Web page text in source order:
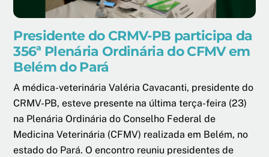
Presidente do CRMV-PB participa da
356ª Plenária Ordinária do CFMV em
Belém do Pará
A médica-veterinária Valéria Cavacanti, presidente do
CRMV-PB, esteve presente na última terça-feira (23)
na Plenária Ordinária do Conselho Federal de
Medicina Veterinária (CFMV) realizada em Belém, no
estado do Pará. O encontro reuniu presidentes de